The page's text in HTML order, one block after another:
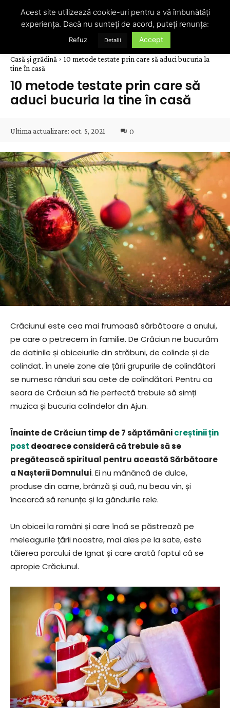
Casă și grădină
10 metode testate prin care să aduci bucuria la
tine în casă
10 metode testate prin care să
aduci bucuria la tine în casă
Ultima actualizare: oct. 5, 2021 0
Crăciunul este cea mai frumoasă sărbătoare a anului,
pe care o petrecem în familie. De Crăciun ne bucurăm
de datinile și obiceiurile din străbuni, de colinde și de
colindat. În unele zone ale țării grupurile de colindători
se numesc rânduri sau cete de colindători. Pentru ca
seara de Crăciun să fie perfectă trebuie să simți
muzica și bucuria colindelor din Ajun.
Înainte de Crăciun timp de 7 săptămânicreștinii țin
post deoarece consideră că trebuie să se
pregătească spiritual pentru această Sărbătoare
a Nașterii Domnului. Ei nu mănâncă de dulce,
produse din carne, brânză și ouă, nu beau vin, și
încearcă să renunțe și la gândurile rele.
Un obicei la români și care încă se păstrează pe
meleagurile țării noastre, mai ales pe la sate, este
tăierea porcului de Ignat și care arată faptul că se
apropie Crăciunul.
Acest site utilizează cookie-uri pentru a vă îmbunătăți
experiența. Dacă nu sunteți de acord, puteți renunța:
Refuz Detalii Accept